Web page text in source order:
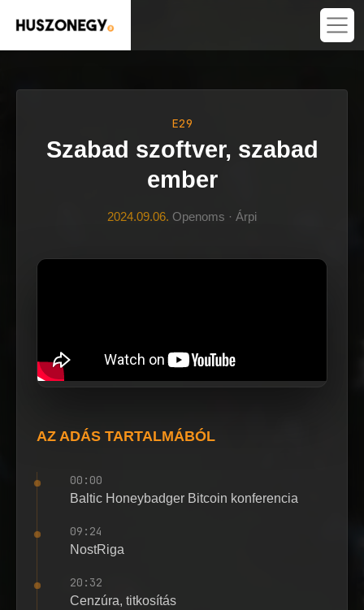
E29
Szabad szoftver, szabad
ember
2024.09.06. Openoms · Árpi
AZ ADÁS TARTALMÁBÓL
00:00
Baltic Honeybadger Bitcoin konferencia
09:24
NostRiga
20:32
Cenzúra, titkosítás